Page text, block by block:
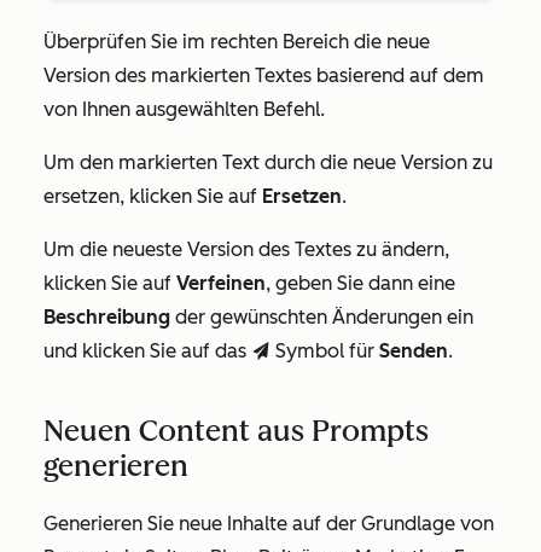
Überprüfen Sie im rechten Bereich die neue
Version des markierten Textes basierend auf dem
von Ihnen ausgewählten Befehl.
Um den markierten Text durch die neue Version zu
ersetzen, klicken Sie auf Ersetzen.
Um die neueste Version des Textes zu ändern,
klicken Sie auf Verfeinen, geben Sie dann eine
Beschreibung der gewünschten Änderungen ein
und klicken Sie auf das send Symbol für Senden.
Neuen Content aus Prompts
generieren
Generieren Sie neue Inhalte auf der Grundlage von